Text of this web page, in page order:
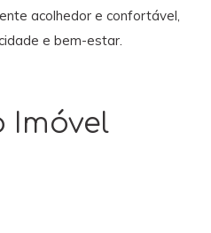
acolhedor e confortável,
e bem-estar.
Imóvel